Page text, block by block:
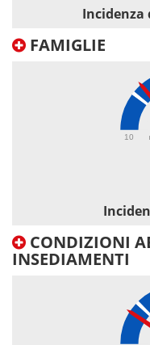
FAMIGLIE
10
CONDIZIONI
INSEDIAMENTI